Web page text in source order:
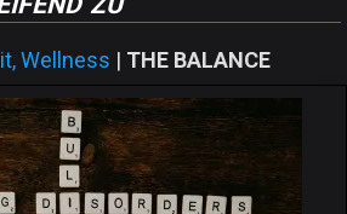
Wellness | THE BALANCE